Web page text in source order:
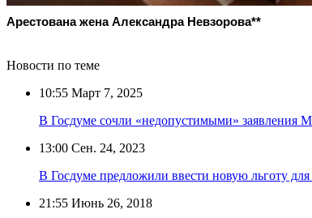
Арестована жена Александра Невзорова**
Новости по теме
10:55 Март 7, 2025
В Госдуме сочли «недопустимыми» заявления
13:00 Сен. 24, 2023
В Госдуме предложили ввести новую льготу
21:55 Июнь 26, 2018